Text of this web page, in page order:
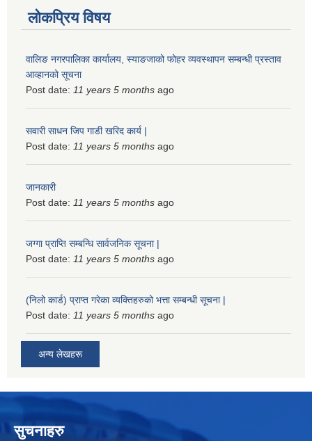
लोकप्रिय विषय
वालिङ नगरपालिका कार्यालय, स्याङजाको फोहर व्यवस्थापन सम्बन्धी प्रस्ताव
आव्हानको सूचना
Post date: 11 years 5 months ago
सवारी साधन जिप गाडी खरिद कार्य |
Post date: 11 years 5 months ago
जानकारी
Post date: 11 years 5 months ago
जग्गा प्राप्ति सम्बन्धि सार्वजनिक सूचना |
Post date: 11 years 5 months ago
(निलो कार्ड) प्राप्त गरेका व्यक्तिहरुको भत्ता सम्बन्धी सूचना |
Post date: 11 years 5 months ago
अन्य लेखहरू
सुचनाहरु